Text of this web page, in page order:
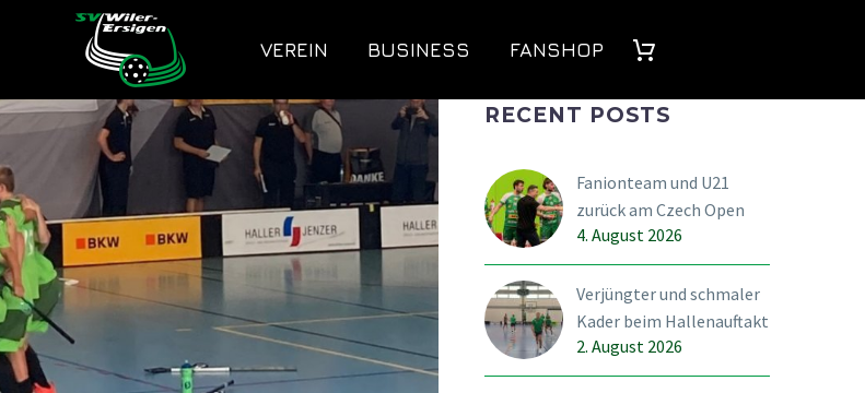
VEREIN BUSINESS FANSHOP
RECENT POSTS
Fanionteam und U21
zurück am Czech Open
4. August 2026
Verjüngter und schmaler
Kader beim Hallenauftakt
2. August 2026